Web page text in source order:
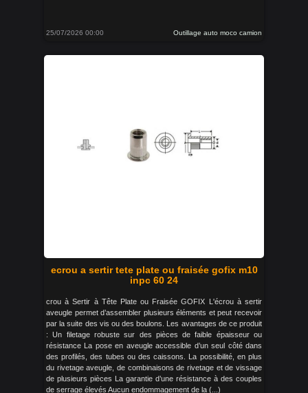
25/07/2026 00:00 Outillage auto moco camion
ecrou a sertir tete plate ou fraisée gofix m10
inpc 60 24
crou à Sertir à Tête Plate ou Fraisée GOFIX L'écrou à sertir
aveugle permet d’assembler plusieurs éléments et peut recevoir
par la suite des vis ou des boulons. Les avantages de ce produit
: Un filetage robuste sur des pièces de faible épaisseur ou
résistance La pose en aveugle accessible d’un seul côté dans
des profilés, des tubes ou des caissons. La possibilité, en plus
du rivetage aveugle, de combinaisons de rivetage et de vissage
de plusieurs pièces La garantie d’une résistance à des couples
de serrage élevés Aucun endommagement de la (...)